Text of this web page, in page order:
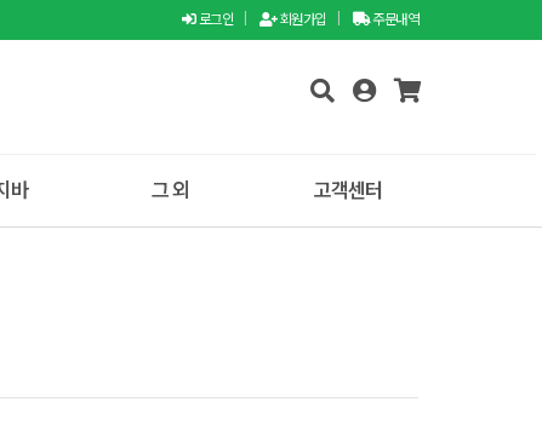
로그인 회원가입 주문내역
바 그 외 고객센터